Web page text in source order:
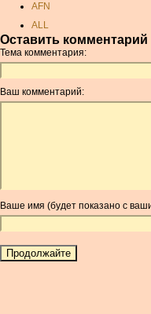
AFN
ALL
AMD
ANC
ANG
AOA
AUR
AWG
BAM
Оставить комментарий
Тема комментария:
Ваш комментарий:
Ваше имя (будет показано с